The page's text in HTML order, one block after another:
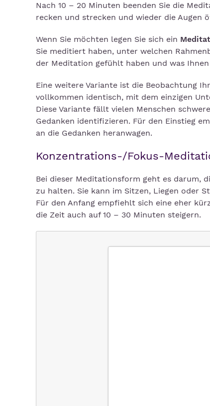
Nach 10 – 20 Minuten beenden Sie die
recken und strecken und wieder die Augen
Wenn Sie möchten legen Sie sich ein
Sie meditiert haben, unter welchen
der Meditation gefühlt haben und was
Eine weitere Variante ist die Beobachtung
vollkommen identisch, mit dem einzigen
Diese Variante fällt vielen Menschen
Gedanken identifizieren. Für den Einstieg
an die Gedanken heranwagen.
Konzentrations-/Fokus-
Bei dieser Meditationsform geht es darum,
zu halten. Sie kann im Sitzen, Liegen oder
Für den Anfang empfiehlt sich eine eher
die Zeit auch auf 10 – 30 Minuten steigern.